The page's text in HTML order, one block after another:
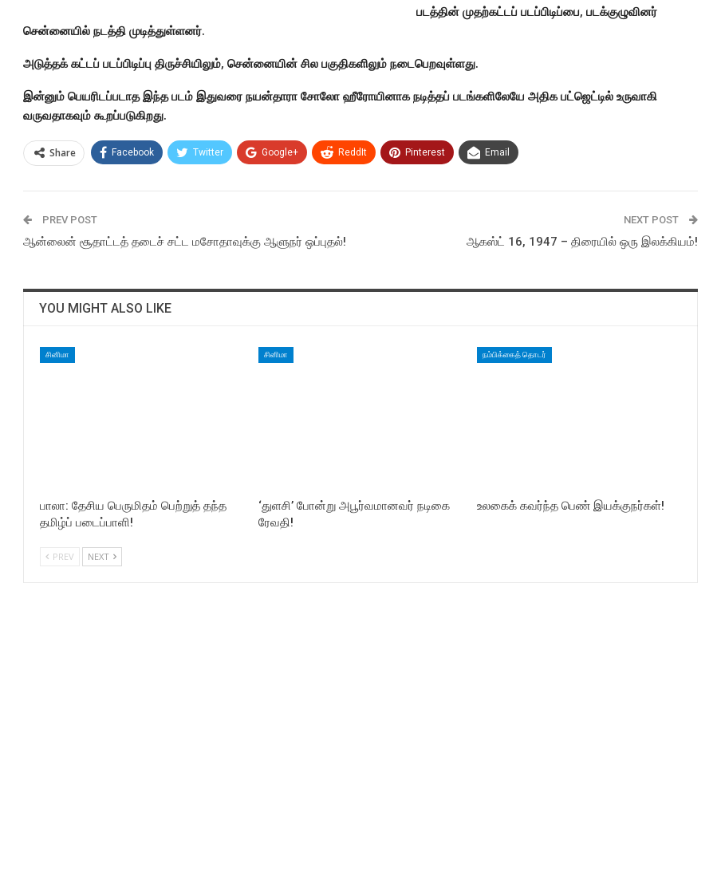
படத்தின் முதற்கட்டப் படப்பிடிப்பை, படக்குழுவினர்
சென்னையில் நடத்தி முடித்துள்ளனர்.
அடுத்தக் கட்டப் படப்பிடிப்பு திருச்சியிலும், சென்னையின் சில பகுதிகளிலும் நடைபெறவுள்ளது.
இன்னும் பெயரிடப்படாத இந்த படம் இதுவரை நயன்தாரா சோலோ ஹீரோயினாக நடித்தப் படங்களிலேயே அதிக பட்ஜெட்டில் உருவாகி
வருவதாகவும் கூறப்படுகிறது.
Share Facebook Twitter Google+ ReddIt Pinterest Email
PREV POST
ஆன்லைன் சூதாட்டத் தடைச் சட்ட மசோதாவுக்கு ஆளுநர் ஒப்புதல்!
NEXT POST
ஆகஸ்ட் 16, 1947 – திரையில் ஒரு இலக்கியம்!
YOU MIGHT ALSO LIKE
சினிமா
பாலா: தேசிய பெருமிதம் பெற்றுத் தந்த
தமிழ்ப் படைப்பாளி!
சினிமா
‘துளசி’ போன்று அபூர்வமானவர் நடிகை
ரேவதி!
நம்பிக்கைத் தொடர்
உலகைக் கவர்ந்த பெண் இயக்குநர்கள்!
PREV NEXT